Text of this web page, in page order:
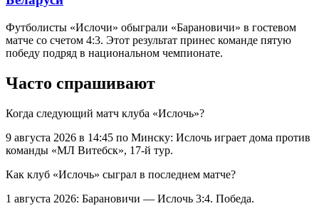
Футболисты «Ислочи» обыграли «Барановичи» в гостевом
матче со счетом 4:3. Этот результат принес команде пятую
победу подряд в национальном чемпионате.
Часто спрашивают
Когда следующий матч клуба «Ислочь»?
9 августа 2026 в 14:45 по Минску: Ислочь играет дома против
команды «МЛ Витебск», 17-й тур.
Как клуб «Ислочь» сыграл в последнем матче?
1 августа 2026: Барановичи — Ислочь 3:4. Победа.